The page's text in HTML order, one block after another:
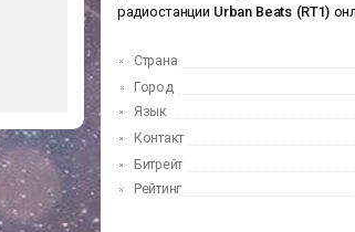
радиостанции Urban Beats (RT1)
Страна
Город
Язык
Контакт
Битрейт
Рейтинг